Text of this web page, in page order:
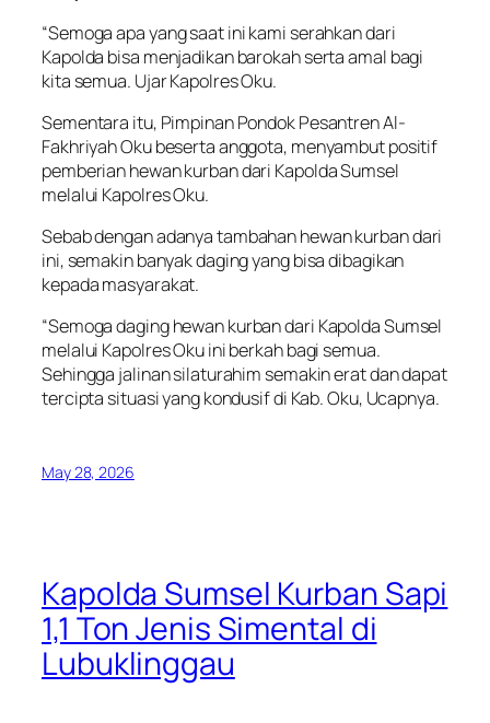
“Semoga apa yang saat ini kami serahkan dari
Kapolda bisa menjadikan barokah serta amal bagi
kita semua. Ujar Kapolres Oku.
Sementara itu, Pimpinan Pondok Pesantren Al-
Fakhriyah Oku beserta anggota, menyambut positif
pemberian hewan kurban dari Kapolda Sumsel
melalui Kapolres Oku.
Sebab dengan adanya tambahan hewan kurban dari
ini, semakin banyak daging yang bisa dibagikan
kepada masyarakat.
“Semoga daging hewan kurban dari Kapolda Sumsel
melalui Kapolres Oku ini berkah bagi semua.
Sehingga jalinan silaturahim semakin erat dan dapat
tercipta situasi yang kondusif di Kab. Oku, Ucapnya.
May 28, 2026
Kapolda Sumsel Kurban Sapi
1,1 Ton Jenis Simental di
Lubuklinggau